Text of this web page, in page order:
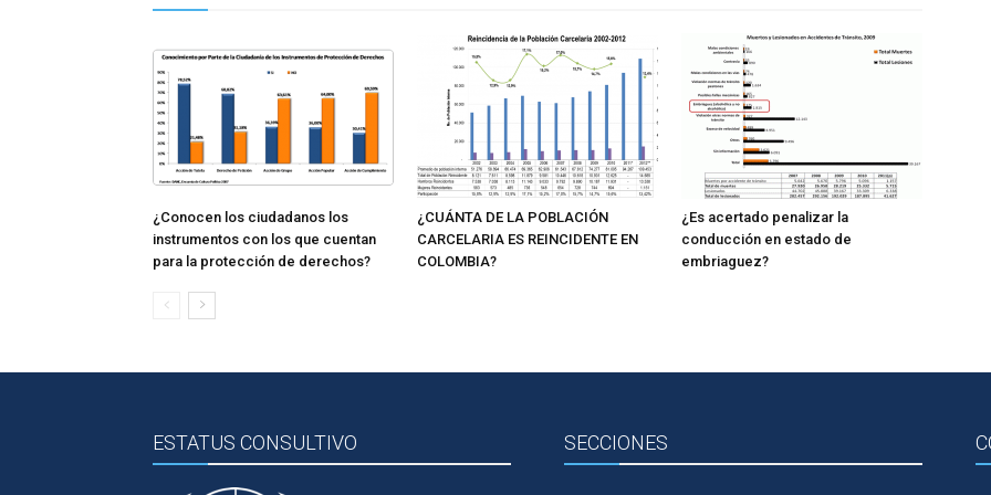
¿Conocen los ciudadanos los
instrumentos con los que cuentan
para la protección de derechos?
¿CUÁNTA DE LA POBLACIÓN
CARCELARIA ES REINCIDENTE EN
COLOMBIA?
¿Es acertado penalizar la
conducción en estado de
embriaguez?
ESTATUS CONSULTIVO SECCIONES